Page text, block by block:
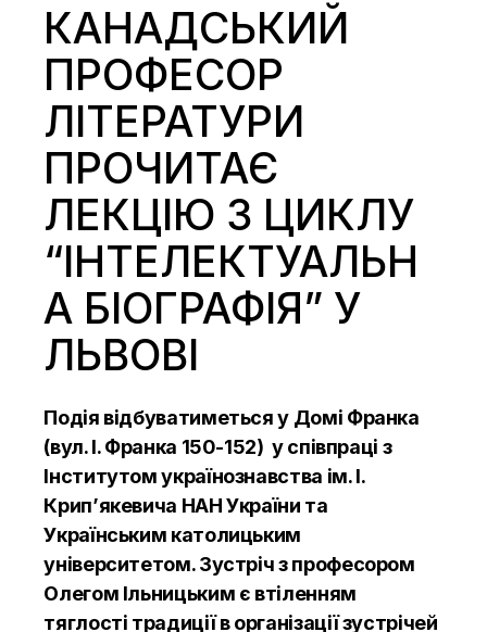
КАНАДСЬКИЙ
ПРОФЕСОР
ЛІТЕРАТУРИ
ПРОЧИТАЄ
ЛЕКЦІЮ З ЦИКЛУ
“ІНТЕЛЕКТУАЛЬН
А БІОГРАФІЯ” У
ЛЬВОВІ
Подія відбуватиметься у Домі Франка
(вул. І. Франка 150-152) у співпраці з
Інститутом українознавства ім. І.
Крип’якевича НАН України та
Українським католицьким
університетом. Зустріч з професором
Олегом Ільницьким є втіленням
тяглості традиції в організації зустрічей